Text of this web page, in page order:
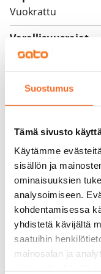
Suostumus
Tämä sivusto
Käytämme
sisällön ja
ominaisuuksien
analysoimiseen.
kohdentamisessa
yhdistetä kävijältä
saatuihin
mainosalan ja
Vuokrattu
Varallisuusrajat
Ei
Vuokravakuus
Kotivakuutus
Pakollinen, ei
Vesimaksu
Kulutuksen mukaan
Sähkömaksu
Vuokralainen
Laajakaista